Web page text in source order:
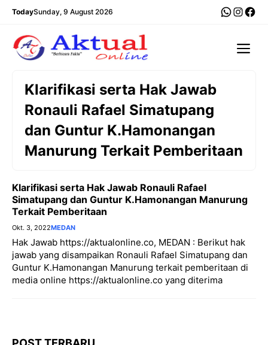
Langsung
TodaySunday, 9 August 2026
Klarifikasi serta Hak Jawab
Ronauli Rafael Simatupang
dan Guntur K.Hamonangan
Manurung Terkait Pemberitaan
Klarifikasi serta Hak Jawab Ronauli Rafael
Simatupang dan Guntur K.Hamonangan Manurung
Terkait Pemberitaan
Okt. 3, 2022MEDAN
Hak Jawab https://aktualonline.co, MEDAN : Berikut hak
jawab yang disampaikan Ronauli Rafael Simatupang dan
Guntur K.Hamonangan Manurung terkait pemberitaan di
media online https://aktualonline.co yang diterima